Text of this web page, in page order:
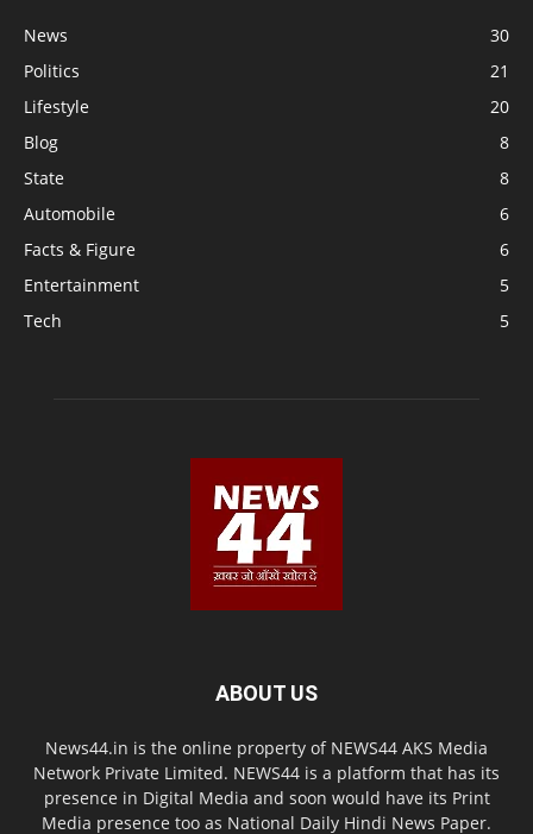
News
30
Politics
21
Lifestyle
20
Blog
8
State
8
Automobile
6
Facts & Figure
6
Entertainment
5
Tech
5
ABOUT US
News44.in is the online property of NEWS44 AKS Media
Network Private Limited. NEWS44 is a platform that has its
presence in Digital Media and soon would have its Print
Media presence too as National Daily Hindi News Paper.